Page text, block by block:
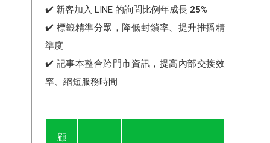
✔️ 新客加入 LINE 的詢問比例年成長 25%
✔️ 標籤精準分眾，降低封鎖率、提升推播精
準度
✔️ 記事本整合跨門市資訊，提高內部交接效
率、縮短服務時間
顧